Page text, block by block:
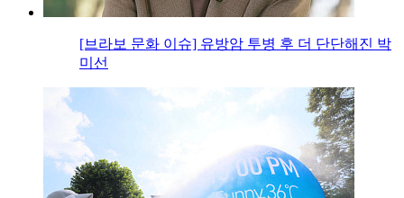
[브라보 문화 이슈] 유방암 투병 후 더 단단해진 박
미선